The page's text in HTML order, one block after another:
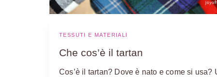
TESSUTI E MATERIALI
Che cos’è il tartan
Cos’è il tartan? Dove è nato e come si usa?